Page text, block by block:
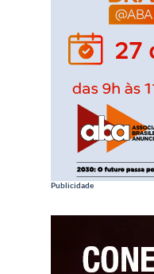
Publicidade